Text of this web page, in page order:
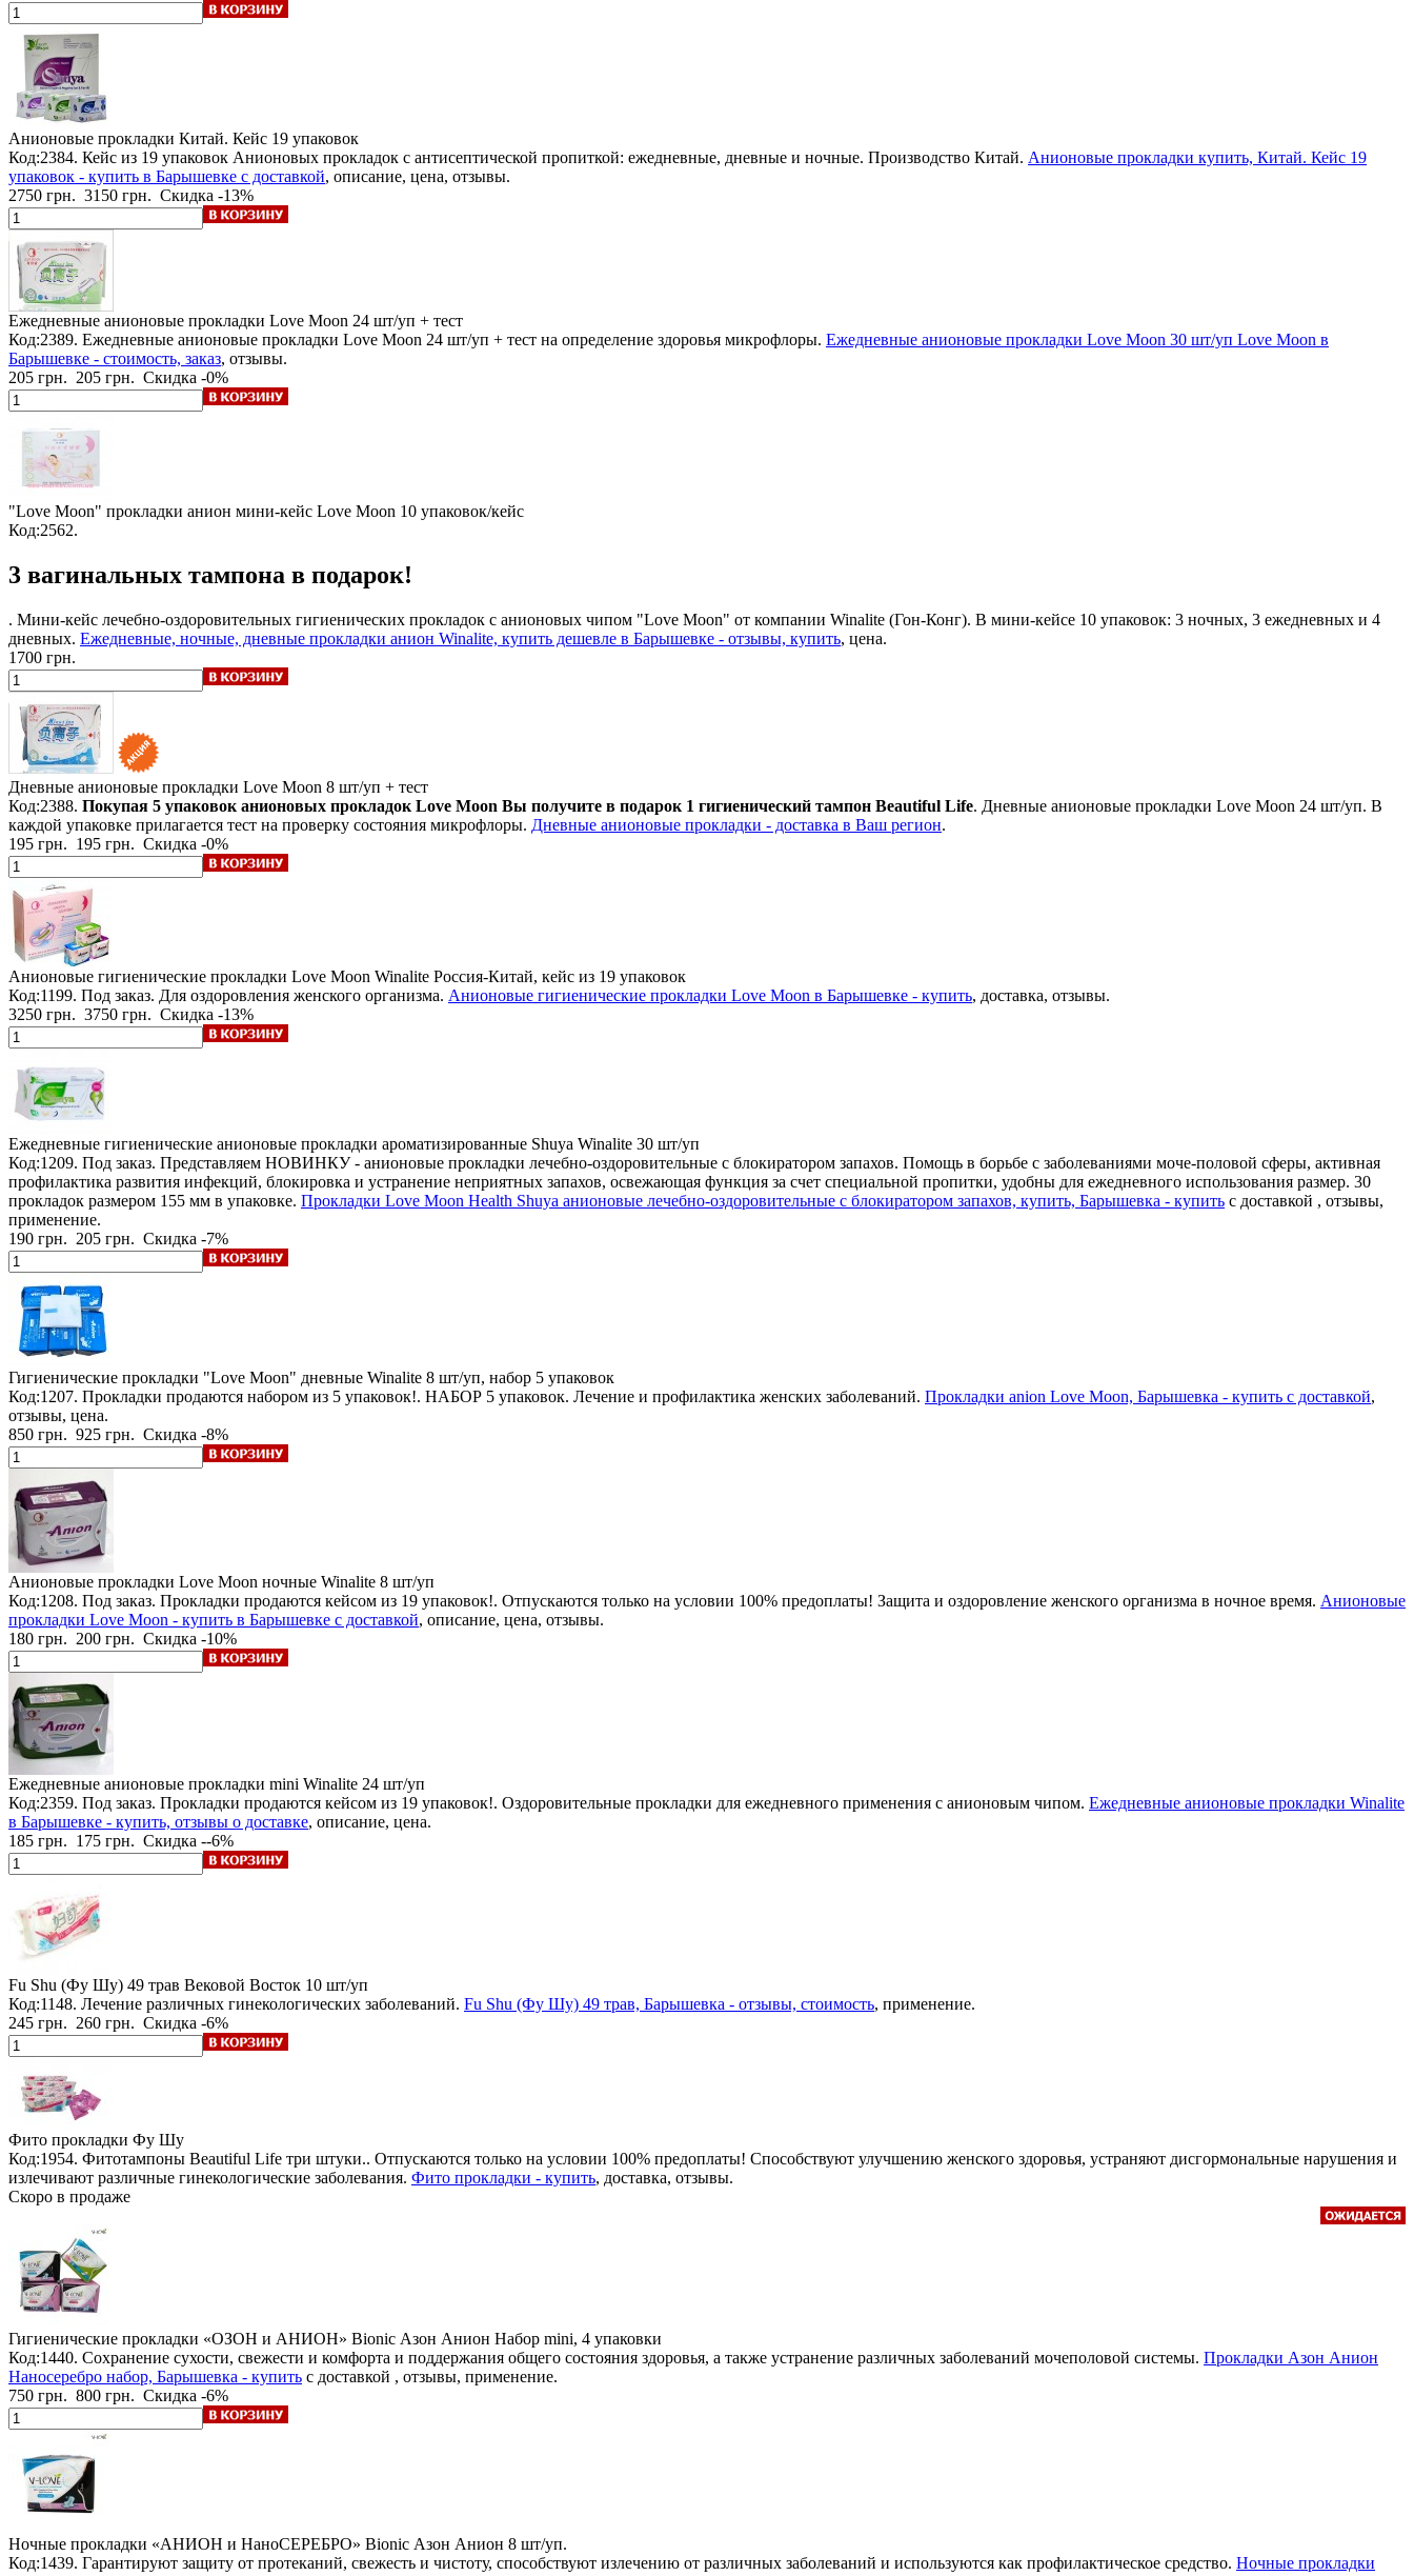
Анионовые прокладки Китай. Кейс 19 упаковок
Код:2384. Кейс из 19 упаковок Анионовых прокладок c антисептической пропиткой: ежедневные, дневные и ночные. Производство Китай. Анионовые прокладки купить, Китай. Кейс 19
упаковок - купить в Барышевке с доставкой, описание, цена, отзывы.
2750 грн. 3150 грн. Скидка -13%
Ежедневные анионовые прокладки Love Moon 24 шт/уп + тест
Код:2389. Ежедневные анионовые прокладки Love Moon 24 шт/уп + тест на определение здоровья микрофлоры. Ежедневные анионовые прокладки Love Moon 30 шт/уп Love Moon в
Барышевке - стоимость, заказ, отзывы.
205 грн. 205 грн. Скидка -0%
"Love Moon" прокладки анион мини-кейс Love Moon 10 упаковок/кейc
Код:2562.
3 вагинальных тампона в подарок!
. Мини-кейс лечебно-оздоровительных гигиенических прокладок с анионовых чипом "Love Moon" от компании Winalite (Гон-Конг). В мини-кейсе 10 упаковок: 3 ночных, 3 ежедневных и 4
дневных. Ежедневные, ночные, дневные прокладки анион Winalite, купить дешевле в Барышевке - отзывы, купить, цена.
1700 грн.
Дневные анионовые прокладки Love Moon 8 шт/уп + тест
Код:2388. Покупая 5 упаковок анионовых прокладок Love Moon Вы получите в подарок 1 гигиеничеcкий тампон Beautiful Life. Дневные анионовые прокладки Love Moon 24 шт/уп. В
каждой упаковке прилагается тест на проверку состояния микрофлоры. Дневные анионовые прокладки - доставка в Ваш регион.
195 грн. 195 грн. Скидка -0%
Анионовые гигиенические прокладки Love Moon Winalite Россия-Китай, кейс из 19 упаковок
Код:1199. Под заказ. Для оздоровления женского организма. Анионовые гигиенические прокладки Love Moon в Барышевке - купить, доставка, отзывы.
3250 грн. 3750 грн. Скидка -13%
Ежедневные гигиенические анионовые прокладки ароматизированные Shuya Winalite 30 шт/уп
Код:1209. Под заказ. Представляем НОВИНКУ - анионовые прокладки лечебно-оздоровительные с блокиратором запахов. Помощь в борьбе с заболеваниями моче-половой сферы, активная
профилактика развития инфекций, блокировка и устранение неприятных запахов, освежающая функция за счет специальной пропитки, удобны для ежедневного использования размер. 30
прокладок размером 155 мм в упаковке. Прокладки Love Moon Health Shuya анионовые лечебно-оздоровительные с блокиратором запахов, купить, Барышевка - купить с доставкой , отзывы,
применение.
190 грн. 205 грн. Скидка -7%
Гигиенические прокладки "Love Moon" дневные Winalite 8 шт/уп, набор 5 упаковок
Код:1207. Прокладки продаются набором из 5 упаковок!. НАБОР 5 упаковок. Лечение и профилактика женских заболеваний. Прокладки anion Love Moon, Барышевка - купить с доставкой,
отзывы, цена.
850 грн. 925 грн. Скидка -8%
Анионовые прокладки Love Moon ночные Winalite 8 шт/уп
Код:1208. Под заказ. Прокладки продаются кейсом из 19 упаковок!. Отпускаются только на условии 100% предоплаты! Защита и оздоровление женского организма в ночное время. Анионовые
прокладки Love Moon - купить в Барышевке с доставкой, описание, цена, отзывы.
180 грн. 200 грн. Скидка -10%
Ежедневные анионовые прокладки mini Winalite 24 шт/уп
Код:2359. Под заказ. Прокладки продаются кейсом из 19 упаковок!. Оздоровительные прокладки для ежедневного применения с анионовым чипом. Ежедневные анионовые прокладки Winalite
в Барышевке - купить, отзывы о доставке, описание, цена.
185 грн. 175 грн. Скидка --6%
Fu Shu (Фу Шу) 49 трав Вековой Восток 10 шт/уп
Код:1148. Лечение различных гинекологических заболеваний. Fu Shu (Фу Шу) 49 трав, Барышевка - отзывы, стоимость, применение.
245 грн. 260 грн. Скидка -6%
Фито прокладки Фу Шу
Код:1954. Фитотампоны Beautiful Life три штуки.. Отпускаются только на условии 100% предоплаты! Способствуют улучшению женского здоровья, устраняют дисгормональные нарушения и
излечивают различные гинекологические заболевания. Фито прокладки - купить, доставка, отзывы.
Скоро в продаже
Гигиенические прокладки «ОЗОН и АНИОН» Bionic Азон Анион Набор mini, 4 упаковки
Код:1440. Сохранение сухости, свежести и комфорта и поддержания общего состояния здоровья, а также устранение различных заболеваний мочеполовой системы. Прокладки Азон Анион
Наносеребро набор, Барышевка - купить с доставкой , отзывы, применение.
750 грн. 800 грн. Скидка -6%
Ночные прокладки «АНИОН и НаноСЕРЕБРО» Bionic Азон Анион 8 шт/уп.
Код:1439. Гарантируют защиту от протеканий, свежесть и чистоту, способствуют излечению от различных заболеваний и используются как профилактическое средство. Ночные прокладки